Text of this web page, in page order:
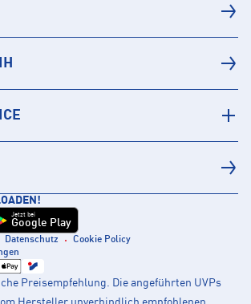
Jetzt bei
Google Play
Datenschutz
Cookie Policy
Preisempfehlung. Die angeführten UVPs